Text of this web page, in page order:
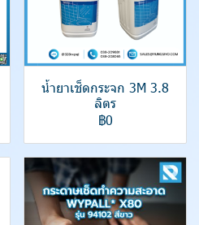
น้ำยาเช็ดกระจก 3M 3.8
ลิตร
฿0